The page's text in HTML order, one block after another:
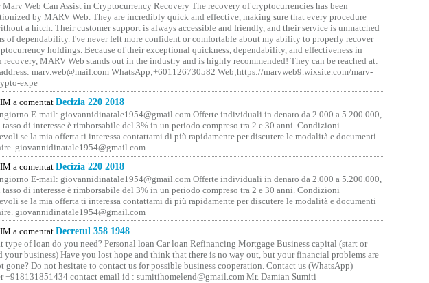
Marv Web Can Assist in Cryptocurrency Recovery The recovery of cryptocurrencies has been
by MARV Web. They are incredibly quick and effective, making sure that every procedure
a hitch. Their customer support is always accessible and friendly, and their service is unmatched
of dependability. I've never felt more confident or comfortable about my ability to properly recover
holdings. Because of their exceptional quickness, dependability, and effectiveness in
MARV Web stands out in the industry and is highly recommended! They can be reached at:
marv.web@mail.com WhatsApp;+601126730582 Web;https://marvweb9.wixsite.com/marv-
expe
a comentatDecizia 220 2018
E-mail: giovannidinatale1954@­gmail.­com Offerte individuali in denaro da 2.000 a 5.200.000,
tasso di interesse è rimborsabile del 3% in un periodo compreso tra 2 e 30 anni. Condizioni
se la mia offerta ti interessa contattami di più rapidamente per discutere le modalità e documenti
giovannidinatale1954@­gmail.­com
a comentatDecizia 220 2018
E-mail: giovannidinatale1954@­gmail.­com Offerte individuali in denaro da 2.000 a 5.200.000,
tasso di interesse è rimborsabile del 3% in un periodo compreso tra 2 e 30 anni. Condizioni
se la mia offerta ti interessa contattami di più rapidamente per discutere le modalità e documenti
giovannidinatale1954@­gmail.­com
a comentatDecretul 358 1948
type of loan do you need? Personal loan Car loan Refinancing Mortgage Business capital (start or
your business) Have you lost hope and think that there is no way out, but your financial problems are
gone? Do not hesitate to contact us for possible business cooperation. Contact us (WhatsApp)
+918131851434 contact email id : sumitihomelend@gmail.com Mr. Damian Sumiti